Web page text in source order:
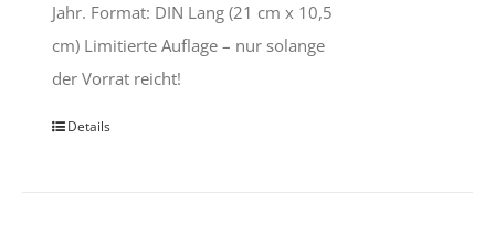
Jahr. Format: DIN Lang (21 cm x 10,5
cm) Limitierte Auflage – nur solange
der Vorrat reicht!
Details